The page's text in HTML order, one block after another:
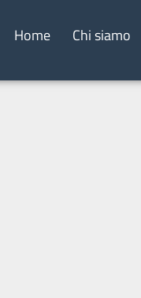
Home Chi siamo